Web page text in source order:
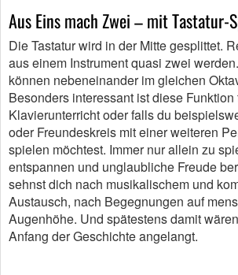
Aus Eins mach Zwei – mit Tastatur-
Die Tastatur wird in der Mitte gesplittet.
aus einem Instrument quasi zwei
können nebeneinander im gleichen
Besonders interessant ist diese Funktion
Klavierunterricht oder falls du
oder Freundeskreis mit einer weiteren
spielen möchtest. Immer nur allein zu
entspannen und unglaubliche Freude
sehnst dich nach musikalischem und
Austausch, nach Begegnungen auf
Augenhöhe. Und spätestens damit
Anfang der Geschichte angelangt.